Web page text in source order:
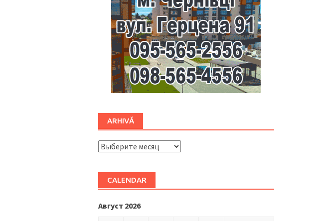
ARHIVĂ
ARHIVĂ
CALENDAR
Август 2026